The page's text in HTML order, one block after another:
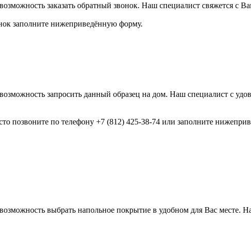
заказать обратный звонок. Наш специалист свяжется с
заполните нижеприведённую форму.
запросить данный образец на дом. Наш специалист с
позвоните по телефону +7 (812) 425-38-74 или заполните
выбрать напольное покрытие в удобном для Вас месте.